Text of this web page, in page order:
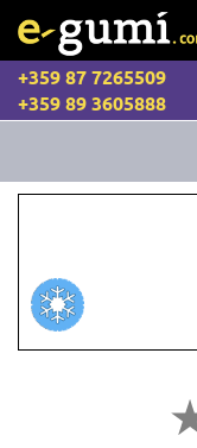
+359 87 7265509
+359 89 3605888